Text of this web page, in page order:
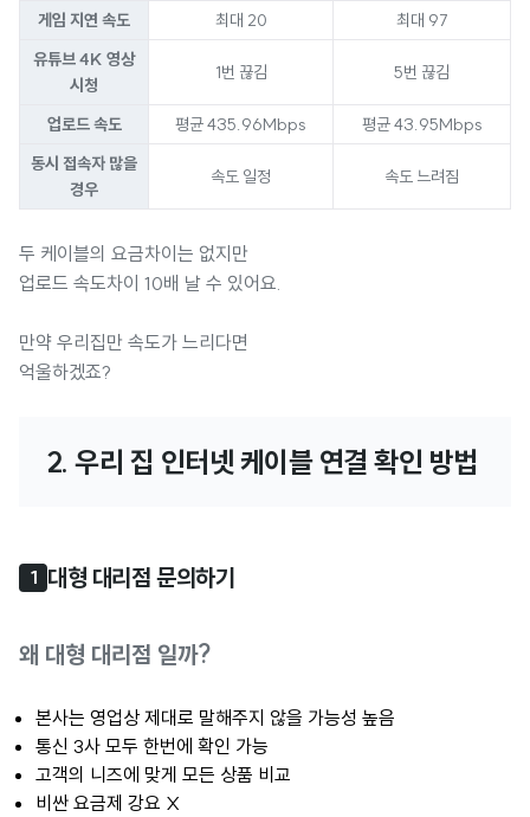
게임 지연 속도 최대 20
최대 97
유튜브 4K 영상
시청
1번 끊김 5번 끊김
업로드 속도 평균 435.96Mbps
평균 43.95Mbps
동시 접속자 많을
경우
속도 일정 속도 느려짐
두 케이블의 요금차이는 없지만
업로드 속도차이 10배 날 수 있어요.
만약 우리집만 속도가 느리다면
억울하겠죠?
2. 우리 집 인터넷 케이블 연결 확인 방법
1 대형 대리점 문의하기
왜 대형 대리점 일까?
본사는 영업상 제대로 말해주지 않을 가능성 높음
통신 3사 모두 한번에 확인 가능
고객의 니즈에 맞게 모든 상품 비교
비싼 요금제 강요 X